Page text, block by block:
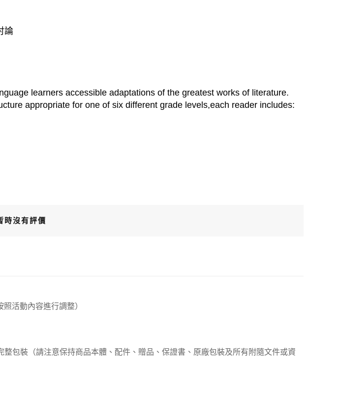
論
learners accessible adaptations of the greatest works of literature.
appropriate for one of six different grade levels,each reader includes:
時沒有評價
活動內容進行調整）
包裝（請注意保持商品本體、配件、贈品、保證書、原廠包裝及所有附隨文件或資